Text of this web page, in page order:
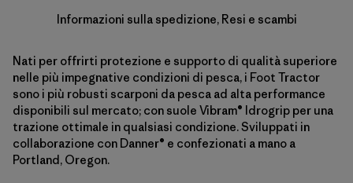
Informazioni sulla spedizione, Resi e scambi
Nati per offrirti protezione e supporto di qualità superiore
nelle più impegnative condizioni di pesca, i Foot Tractor
sono i più robusti scarponi da pesca ad alta performance
disponibili sul mercato; con suole Vibram® Idrogrip per una
trazione ottimale in qualsiasi condizione. Sviluppati in
collaborazione con Danner® e confezionati a mano a
Portland, Oregon.